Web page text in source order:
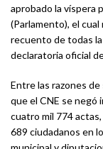
aprobado la víspera
(Parlamento), el cual
recuento de todas
declaratoria oficial
Entre las razones
que el CNE se negó
cuatro mil 774
689 ciudadanos en